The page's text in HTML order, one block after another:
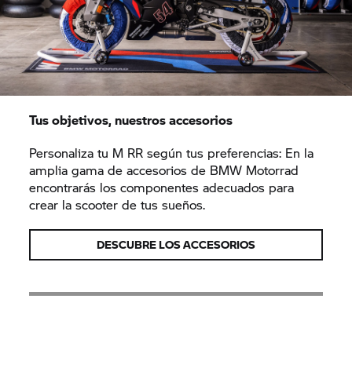
Tus objetivos, nuestros accesorios
Personaliza tu M RR según tus preferencias: En la
amplia gama de accesorios de BMW Motorrad
encontrarás los componentes adecuados para
crear la scooter de tus sueños.
DESCUBRE LOS ACCESORIOS